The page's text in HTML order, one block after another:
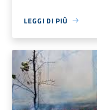
LEGGI DI PIÙ